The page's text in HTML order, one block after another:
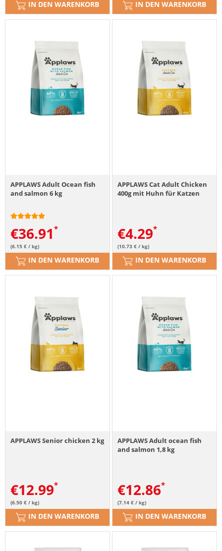
IN DEN WARENKORB IN DEN WARENKORB
APPLAWS Adult Ocean fish
and salmon 6 kg
€36.91
(6.15 € / kg)
IN DEN WARENKORB
APPLAWS Cat Adult Chicken
400g mit Huhn für Katzen
€4.29
(10.73 € / kg)
IN DEN WARENKORB
APPLAWS Senior chicken 2 kg
€12.99
(6.50 € / kg)
IN DEN WARENKORB
APPLAWS Adult ocean fish
and salmon 1,8 kg
€12.86
(7.14 € / kg)
IN DEN WARENKORB